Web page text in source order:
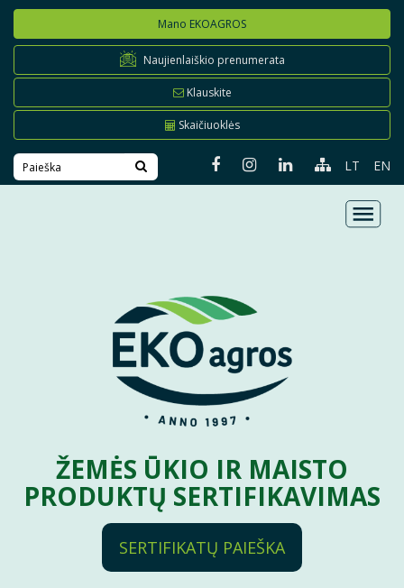
Mano EKOAGROS
Naujienlaiškio prenumerata
Klauskite
Skaičiuoklės
LT EN
ŽEMĖS ŪKIO IR MAISTO
PRODUKTŲ SERTIFIKAVIMAS
SERTIFIKATŲ PAIEŠKA